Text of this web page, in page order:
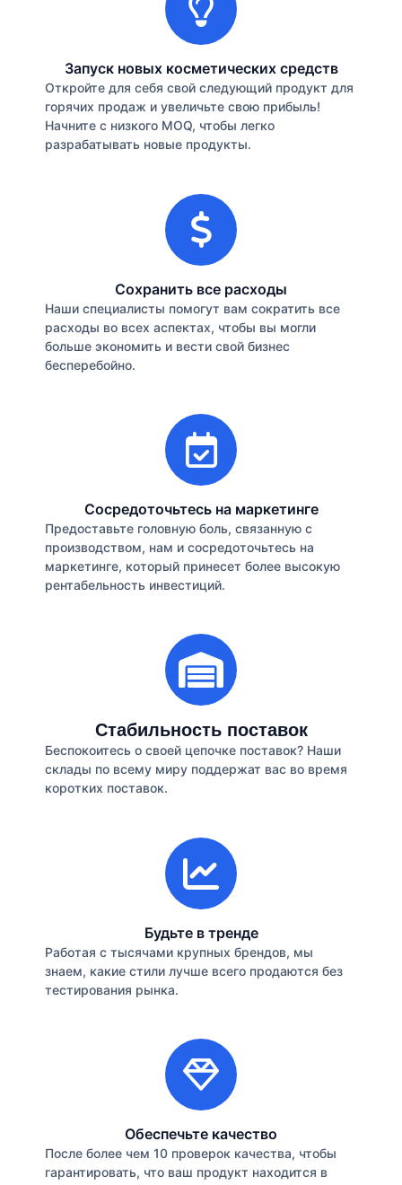
Запуск новых косметических средств
Откройте для себя свой следующий продукт для
горячих продаж и увеличьте свою прибыль!
Начните с низкого MOQ, чтобы легко
разрабатывать новые продукты.
Сохранить все расходы
Наши специалисты помогут вам сократить все
расходы во всех аспектах, чтобы вы могли
больше экономить и вести свой бизнес
бесперебойно.
Сосредоточьтесь на маркетинге
Предоставьте головную боль, связанную с
производством, нам и сосредоточьтесь на
маркетинге, который принесет более высокую
рентабельность инвестиций.
Стабильность поставок
Беспокоитесь о своей цепочке поставок? Наши
склады по всему миру поддержат вас во время
коротких поставок.
Будьте в тренде
Работая с тысячами крупных брендов, мы
знаем, какие стили лучше всего продаются без
тестирования рынка.
Обеспечьте качество
После более чем 10 проверок качества, чтобы
гарантировать, что ваш продукт находится в